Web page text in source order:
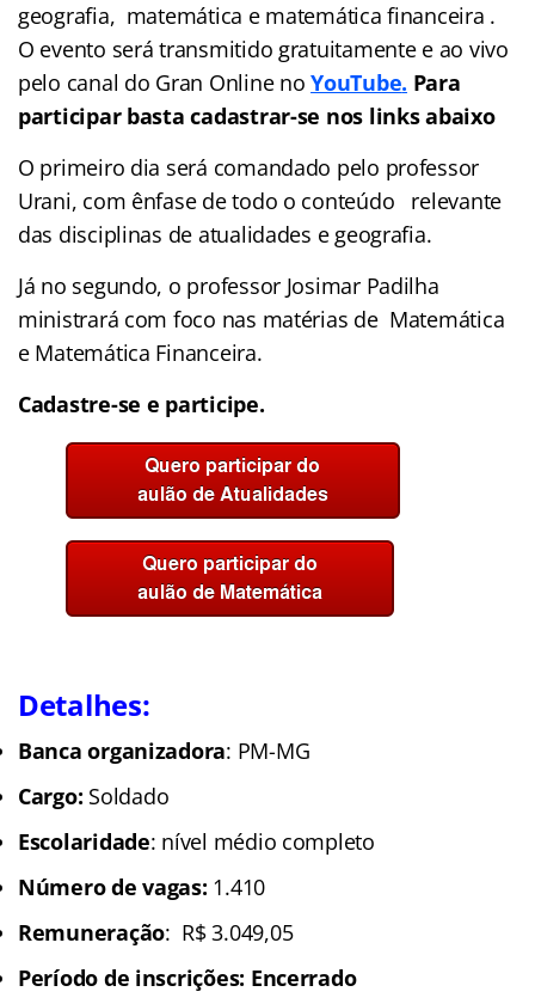
geografia, matemática e matemática financeira .
O evento será transmitido gratuitamente e ao vivo
pelo canal do Gran Online noYouTube. Para
participar basta cadastrar-se nos links abaixo
O primeiro dia será comandado pelo professor
Urani, com ênfase de todo o conteúdo relevante
das disciplinas de atualidades e geografia.
Já no segundo, o professor Josimar Padilha
ministrará com foco nas matérias de Matemática
e Matemática Financeira.
Cadastre-se e participe.
Detalhes:
Banca organizadora: PM-MG
Cargo: Soldado
Escolaridade: nível médio completo
Número de vagas: 1.410
Remuneração: R$ 3.049,05
Período de inscrições: Encerrado